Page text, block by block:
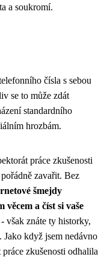
a soukromí.
čísla s sebou
se to může zdát
standardního
hrozbám.
práce zkušenosti
zavařit. Bez
šmejdy
věcem a číst si vaše
však znáte ty historky,
Jako když jsem nedávno
zkušenosti odhalila